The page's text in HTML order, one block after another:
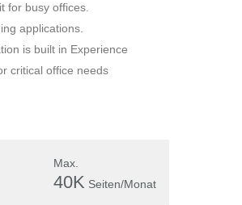
for busy offices.
applications.
is built in Experience
critical office needs
Max.
40K Seiten/Monat